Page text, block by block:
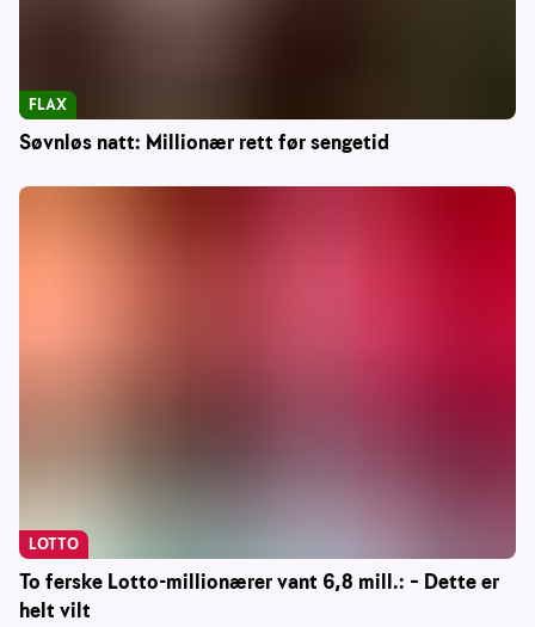
Søvnløs natt: Millionær rett før sengetid
FLAX
To ferske Lotto-millionærer vant 6,8 mill.: – Dette er
helt vilt
LOTTO